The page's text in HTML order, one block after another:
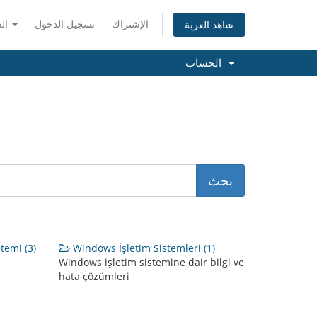
تسجيل الدخول الإشتراك شاهد العربة
(3)
Windows İşletim Sistemleri (1)
Windows işletim sistemine dair bilgi ve
hata çözümleri